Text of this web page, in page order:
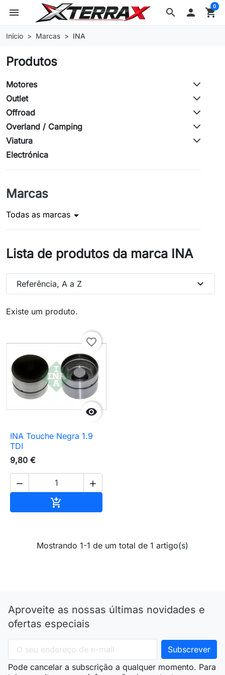
search
menu  shopping_cart
0
Início Marcas INA
Produtos
Motores
Outlet
Offroad
Overland / Camping
Viatura
Electrónica
Marcas
Todas as marcas arrow_drop_down
Lista de produtos da marca INA
Existe um produto.
Referência, A a Z expand_more

favorite_border
INA Touche Negra 1.9
TDI
9,80 €
 

Mostrando 1-1 de um total de 1 artigo(s)
Aproveite as nossas últimas novidades e
ofertas especiais
Pode cancelar a subscrição a qualquer momento. Para